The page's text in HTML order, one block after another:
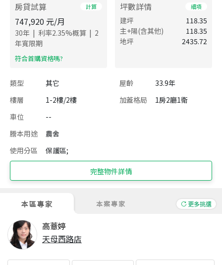
房貸試算 計算
747,920 元/月
30年 | 利率2.35%概算 | 2
年寬限期
​符合首購資格嗎?
坪數詳情 細項
建坪
118.35
主+陽(含其他)
118.35
地坪
2435.72
類型 其它 屋齡
33.9年
樓層
1-2樓/2樓 加蓋格局
1房2廳1衛
車位
--
謄本用途
農舍
使用分區
保護區;
完整物件詳情
本區專家 本案專家 更多挑選
高薏婷
天母西路店